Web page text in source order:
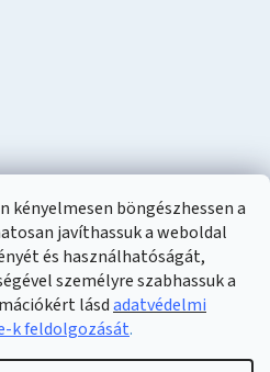
kényelmesen böngészhessen a
javíthassuk a weboldal
és használhatóságát,
személyre szabhassuk a
lásdadatvédelmi
k feldolgozását.